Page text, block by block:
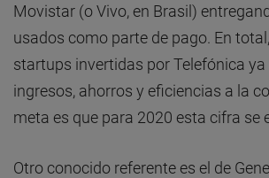
Movistar (o Vivo, en Brasil)
usados como parte de pago. En
startups invertidas por Telefónica ya
ingresos, ahorros y eficiencias a la
meta es que para 2020 esta cifra se
Otro conocido referente es el de